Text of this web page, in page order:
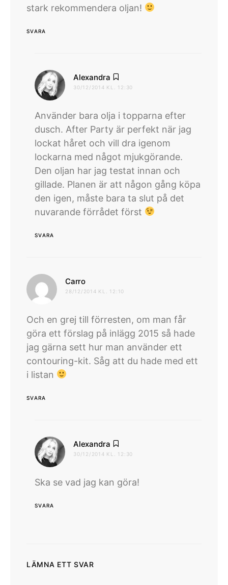
stark rekommendera oljan!
SVARA
Alexandra
30/12/2014 KL. 12:30
Använder bara olja i topparna efter
dusch. After Party är perfekt när jag
lockat håret och vill dra igenom
lockarna med något mjukgörande.
Den oljan har jag testat innan och
gillade. Planen är att någon gång köpa
den igen, måste bara ta slut på det
nuvarande förrådet först
SVARA
Carro
28/12/2014 KL. 12:10
Och en grej till förresten, om man får
göra ett förslag på inlägg 2015 så hade
jag gärna sett hur man använder ett
contouring-kit. Såg att du hade med ett
i listan
SVARA
Alexandra
30/12/2014 KL. 12:30
Ska se vad jag kan göra!
SVARA
LÄMNA ETT SVAR